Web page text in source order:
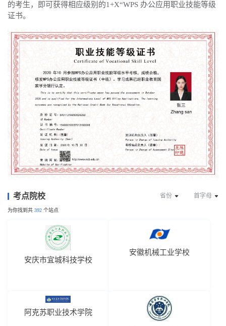
的考生，即可获得相应级别的1+X“WPS 办公应用职业技能等级
证书。
考点院校 省份 首字母
为你找到共 392 个站点
安庆市宜城科技学校
安徽机械工业学校
阿克苏职业技术学院